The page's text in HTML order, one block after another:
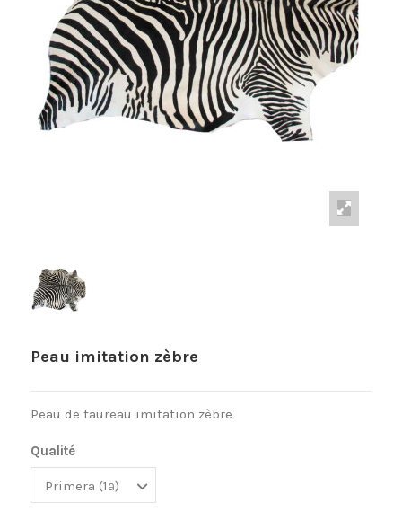
Peau imitation zèbre
Peau de taureau imitation zèbre
Qualité